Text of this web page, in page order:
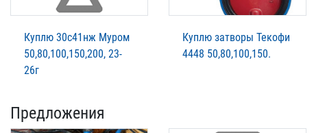
Куплю 30с41нж Муром
50,80,100,150,200, 23-
26г
Куплю затворы Текофи
4448 50,80,100,150.
Предложения